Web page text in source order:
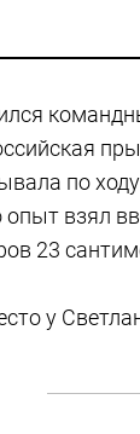
по
взял
23
у